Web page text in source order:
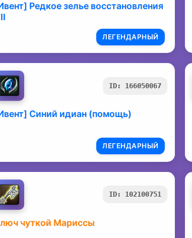
Редкое зелье восстановления
ЛЕГЕНДАРНЫЙ
ID: 166050067
Синий идиан (помощь)
ЛЕГЕНДАРНЫЙ
ID: 102100751
чуткой Мариссы